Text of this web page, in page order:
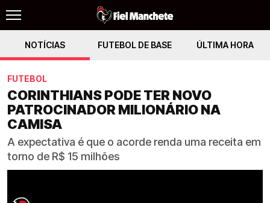
NOTÍCIAS FUTEBOL DE BASE ÚLTIMA HORA
FUTEBOL
CORINTHIANS PODE TER NOVO
PATROCINADOR MILIONÁRIO NA
CAMISA
A expectativa é que o acorde renda uma receita em
torno de R$ 15 milhões